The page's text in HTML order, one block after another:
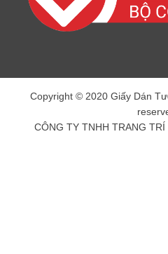
Copyright © 2020 Giấy Dán
CÔNG TY TNHH TRANG